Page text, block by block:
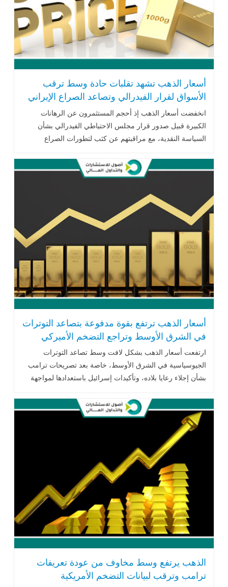
أسعار الذهب تشهد تقلبات حادة وسط ترقب
الأسواق لقرار الفيدرالي وتصاعد الصراع الإيراني
الإسرائيلي
انخفضت أسعار الذهب إذ أحجم المستثمرون عن الرهانات
الكبيرة قبيل صدور قرار مجلس الاحتياطي الفيدرالي بشأن
السياسة النقدية، مع مراقبتهم عن كثب لتطورات الصراع
أسعار الذهب ترتفع بقوة مدفوعة بتصاعد التوترات
في الشرق الأوسط وتراجع التضخم الأميركي
ارتفعت أسعار الذهب بشكل لافت وسط تصاعد التوترات
الجيوسياسية في الشرق الأوسط، خاصة بعد تصريحات ترامب
بشأن إجلاء رعايا بلاده، وتأكيدات إسرائيل باستعدادها لمواجهة
الذهب يرتفع وسط مخاوف من عودة تعريفات
ترامب وترقب لبيانات التضخم الأمريكية